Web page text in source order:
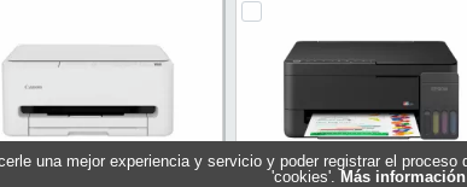
una mejor experiencia y servicio y poder registrar el
'cookies'. Más información